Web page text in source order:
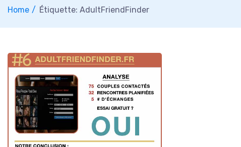
Home Étiquette: AdultFriendFinder